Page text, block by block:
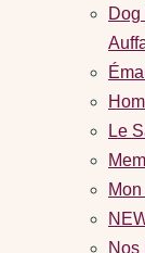
Dog
Le
Nos